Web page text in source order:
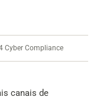
Cyber Compliance
canais de